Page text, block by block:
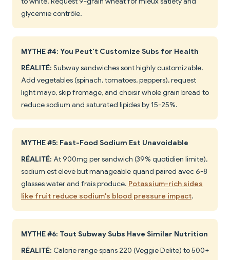
glycémie contrôle.
MYTHE #4: You Peut't Customize Subs for Health
RÉALITÉ: Subway sandwiches sont highly customizable.
Add vegetables (spinach, tomatoes, peppers), request
light mayo, skip fromage, and choisir whole grain bread to
reduce sodium and saturated lipides by 15-25%.
MYTHE #5: Fast-Food Sodium Est Unavoidable
RÉALITÉ: At 900mg per sandwich (39% quotidien limite),
sodium est élevé but manageable quand paired avec 6-8
glasses water and frais produce. Potassium-rich sides
like fruit reduce sodium's blood pressure impact.
MYTHE #6: Tout Subway Subs Have Similar Nutrition
RÉALITÉ: Calorie range spans 220 (Veggie Delite) to 500+